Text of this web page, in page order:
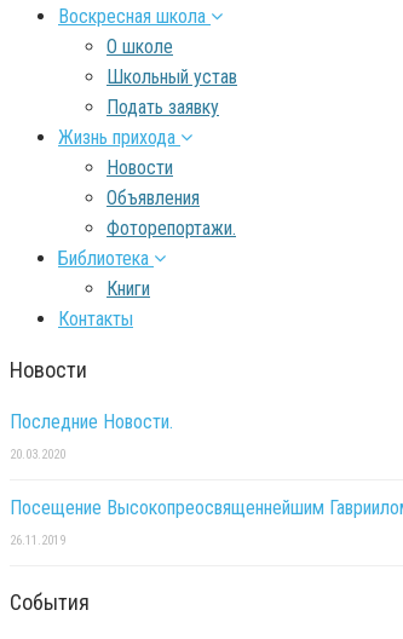
Воскресная школа
О школе
Школьный устав
Подать заявку
Жизнь прихода
Новости
Объявления
Фоторепортажи.
Библиотека
Книги
Контакты
Новости
Последние Новости.
20.03.2020
Посещение Высокопреосвященнейшим
26.11.2019
События